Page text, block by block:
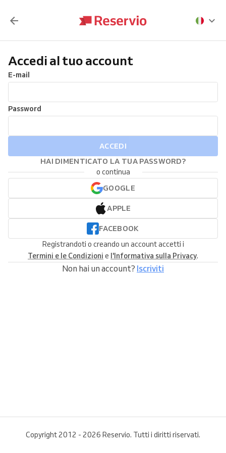
Accedi al tuo account
E-mail
Password
ACCEDI
HAI DIMENTICATO LA TUA PASSWORD?
o continua
GOOGLE
APPLE
FACEBOOK
Registrandoti o creando un account accetti i
Termini e le Condizioni e l'Informativa sulla Privacy.
Non hai un account? Iscriviti
Copyright 2012 - 2026 Reservio. Tutti i diritti riservati.